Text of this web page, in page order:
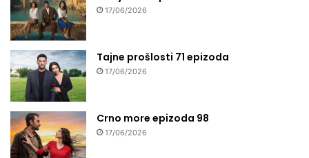
17/06/2026
Tajne prošlosti 71 epizoda
17/06/2026
Crno more epizoda 98
17/06/2026